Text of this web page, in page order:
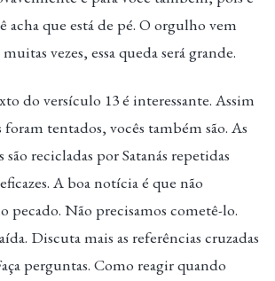
acha que está de pé. O orgulho vem
vezes, essa queda será grande.
do versículo 13 é interessante. Assim
tentados, vocês também são. As
são recicladas por Satanás repetidas
A boa notícia é que não
pecado. Não precisamos cometê-lo.
Discuta mais as referências cruzadas
perguntas. Como reagir quando